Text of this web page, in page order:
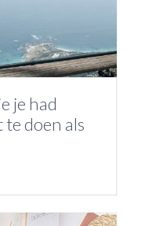
je had
doen als